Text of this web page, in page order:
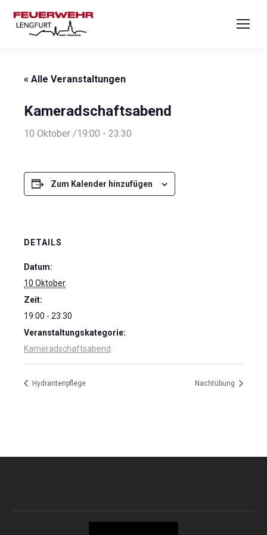
« Alle Veranstaltungen
Kameradschaftsabend
10 Oktober /19:00 - 23:30
Zum Kalender hinzufügen
DETAILS
Datum:
10 Oktober
Zeit:
19:00 - 23:30
Veranstaltungskategorie:
Kameradschaftsabend
Hydrantenpflege Nachtübung